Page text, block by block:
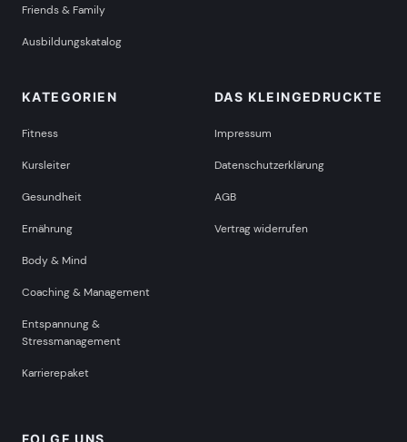
Friends & Family
Ausbildungskatalog
KATEGORIEN
Fitness
Kursleiter
Gesundheit
Ernährung
Body & Mind
Coaching & Management
Entspannung &
Stressmanagement
Karrierepaket
DAS KLEINGEDRUCKTE
Impressum
Datenschutzerklärung
AGB
Vertrag widerrufen